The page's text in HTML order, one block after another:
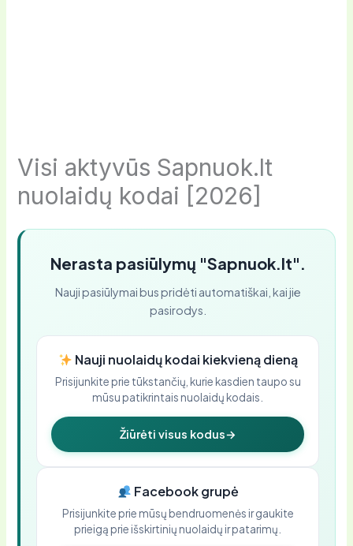
Visi aktyvūs Sapnuok.lt
nuolaidų kodai [2026]
Nerasta pasiūlymų "Sapnuok.lt".
Nauji pasiūlymai bus pridėti automatiškai, kai jie
pasirodys.
Nauji nuolaidų kodai kiekvieną dieną
Prisijunkite prie tūkstančių, kurie kasdien taupo su
mūsu patikrintais nuolaidų kodais.
Žiūrėti visus kodus→
Facebook grupė
Prisijunkite prie mūsų bendruomenės ir gaukite
prieigą prie išskirtinių nuolaidų ir patarimų.